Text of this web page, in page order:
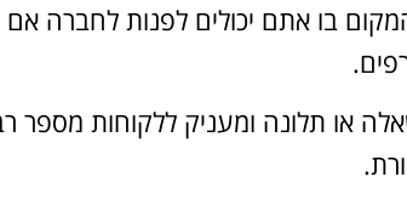
לקוחות הוא המקום בו אתם יכולים לפנות
בעיה שאלה או תלונה ומעניק ללקוחות